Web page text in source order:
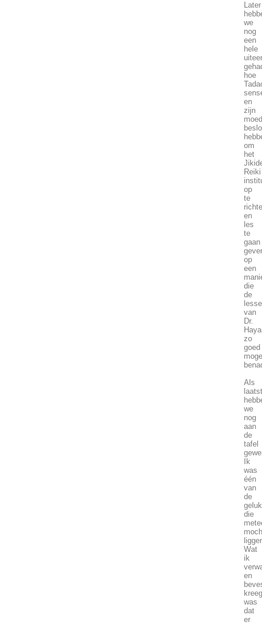
Later
we
nog
een
hele
hoe
en
zijn
om
het
Reiki
op
te
en
les
te
gaan
op
een
die
de
van
Dr.
zo
goed
Als
we
nog
aan
de
tafel
Ik
was
één
van
de
die
Wat
ik
en
kreeg
was
dat
er